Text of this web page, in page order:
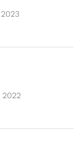
2023
2022